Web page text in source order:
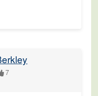
7